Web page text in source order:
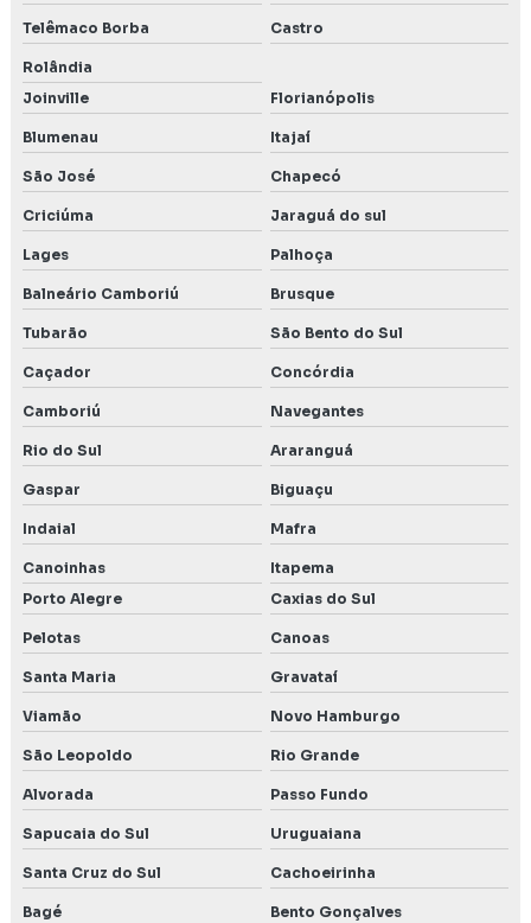
Telêmaco Borba Castro
Rolândia
Joinville
Florianópolis
Blumenau Itajaí
São José Chapecó
Criciúma Jaraguá do sul
Lages Palhoça
Balneário Camboriú Brusque
Tubarão São Bento do Sul
Caçador Concórdia
Camboriú Navegantes
Rio do Sul Araranguá
Gaspar Biguaçu
Indaial Mafra
Canoinhas
Itapema
Porto Alegre
Caxias do Sul
Pelotas Canoas
Santa Maria Gravataí
Viamão Novo Hamburgo
São Leopoldo Rio Grande
Alvorada Passo Fundo
Sapucaia do Sul Uruguaiana
Santa Cruz do Sul Cachoeirinha
Bagé Bento Gonçalves